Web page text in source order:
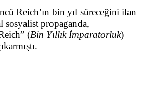
Reich’ın bin yıl süreceğini ilan
sosyalist propaganda,
(Bin Yıllık İmparatorluk)